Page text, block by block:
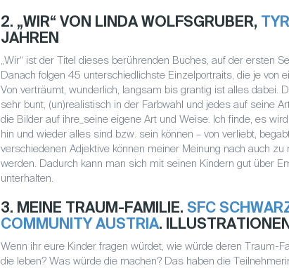
2. „WIR“ VON LINDA WOLFSGRUBER,
JAHREN
„Wir“ ist der Titel dieses berührenden Buches, auf der ersten
Danach folgen 45 unterschiedlichste Einzelportraits, die je von
Von verträumt, wunderlich, langsam bis grantig ist alles dabei.
sehr bunt, (un)realistisch in der Farbwahl und jedes auf seine
die Bilder auf ihre_seine eigene Art und Weise. Ich finde, es
hin und wieder alles sind bzw. sein können – von verliebt,
verschiedenen Adjektive können meiner Meinung nach auch
werden. Dadurch kann man sich mit seinen Kindern gut über
unterhalten.
3. MEINE TRAUM-FAMILIE. SFC
COMMUNITY AUSTRIA.
Wenn ihr eure Kinder fragen würdet, wie würde deren Traum-
die leben? Was würde die machen? Das haben die